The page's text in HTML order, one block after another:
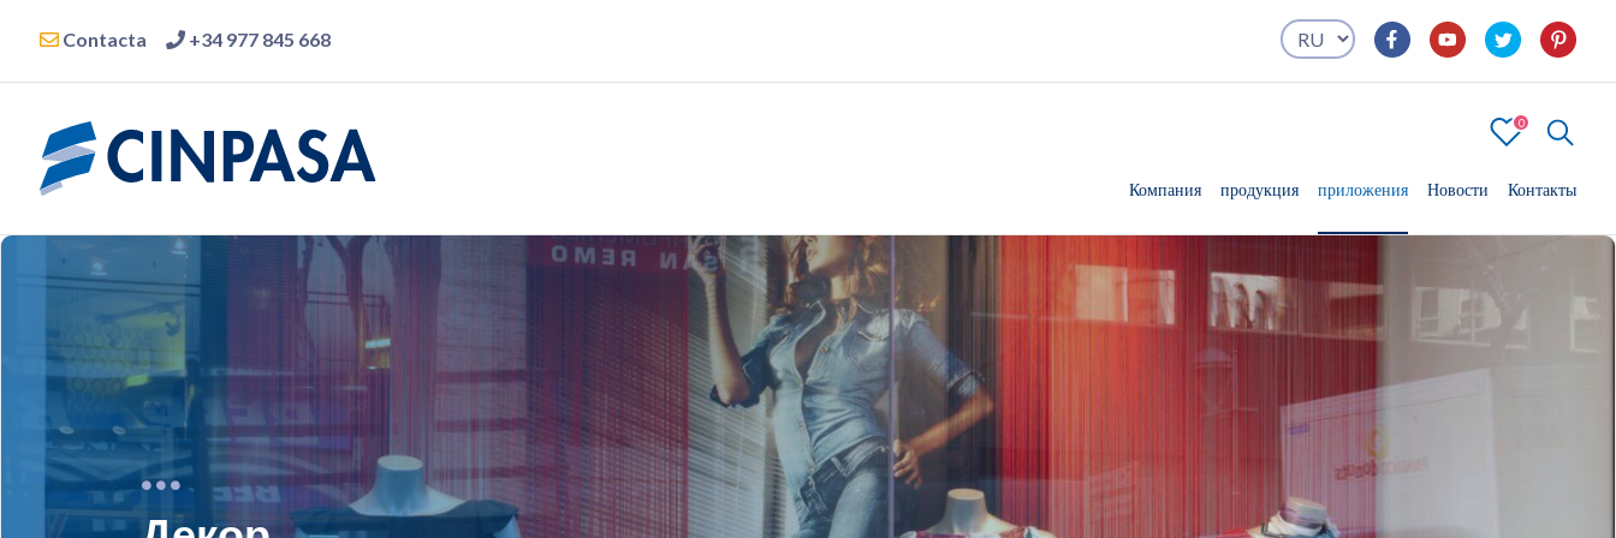
Contacta +34 977 845 668
0
Компания продукция приложения Новости Контакты
4
Компания продукция приложения Контакты